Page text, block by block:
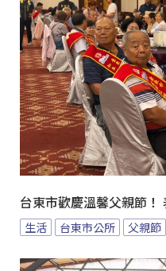
台東市歡慶溫馨父親節！
生活 台東市公所 父親節